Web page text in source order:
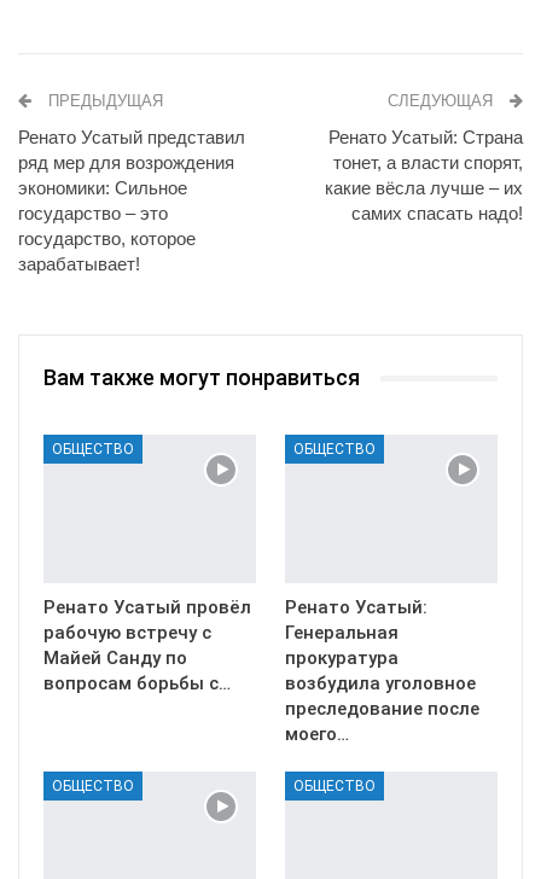
ПРЕДЫДУЩАЯ
Ренато Усатый представил
ряд мер для возрождения
экономики: Сильное
государство – это
государство, которое
зарабатывает!
СЛЕДУЮЩАЯ
Ренато Усатый: Страна
тонет, а власти спорят,
какие вёсла лучше – их
самих спасать надо!
Вам также могут понравиться
ОБЩЕСТВО
Ренато Усатый провёл
рабочую встречу с
Майей Санду по
вопросам борьбы с…
ОБЩЕСТВО
Ренато Усатый:
Генеральная
прокуратура
возбудила уголовное
преследование после
моего…
ОБЩЕСТВО ОБЩЕСТВО